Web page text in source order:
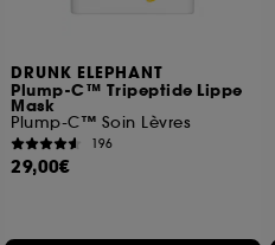
DRUNK ELEPHANT
Plump-C™ Tripeptide Lippe
Mask
Plump-C™ Soin Lèvres
196
29,00€